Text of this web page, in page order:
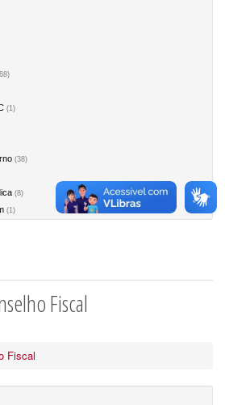
(1)
(38)
(8)
(1)
Fiscal
Fiscal